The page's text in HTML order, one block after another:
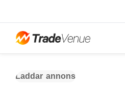
Laddar annons